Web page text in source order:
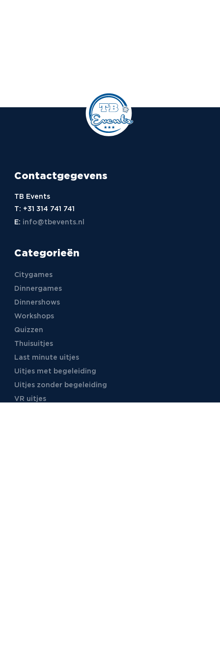
Contactgegevens
TB Events
T: +31 314 741 741
E: info@tbevents.nl
Categorieën
Citygames
Dinnergames
Dinnershows
Workshops
Quizzen
Thuisuitjes
Last minute uitjes
Uitjes met begeleiding
Uitjes zonder begeleiding
VR uitjes